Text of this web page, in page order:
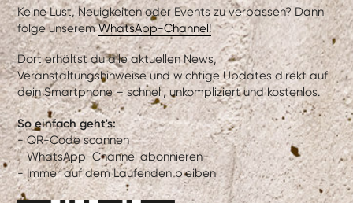
Keine Lust, Neuigkeiten oder Events zu verpassen? Dann
folge unseremWhatsApp-Channel!
Dort erhältst du alle aktuellen News,
Veranstaltungshinweise und wichtige Updates direkt auf
dein Smartphone – schnell, unkompliziert und kostenlos.
So einfach geht's:
- QR-Code scannen
- WhatsApp-Channel abonnieren
- Immer auf dem Laufenden bleiben